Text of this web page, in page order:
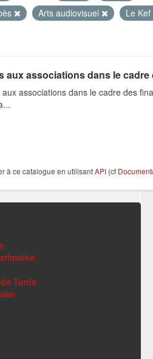
Arts audiovisuel
Le Kef
aux associations dans le
associations dans le cadre des
à ce catalogue en utilisantAPI (cf
Tunis